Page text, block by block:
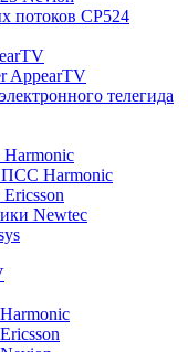
потоков CP524
AppearTV
телегида
ПСС Harmonic
Newtec